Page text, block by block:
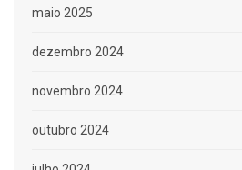
maio 2025
dezembro 2024
novembro 2024
outubro 2024